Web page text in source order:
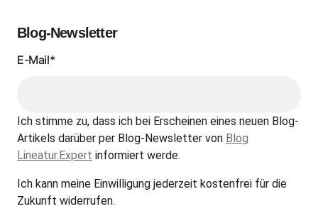
Blog-Newsletter
E-Mail*
Ich stimme zu, dass ich bei Erscheinen eines neuen Blog-
Artikels darüber per Blog-Newsletter von Blog
Lineatur.Expert informiert werde.
Ich kann meine Einwilligung jederzeit kostenfrei für die
Zukunft widerrufen.